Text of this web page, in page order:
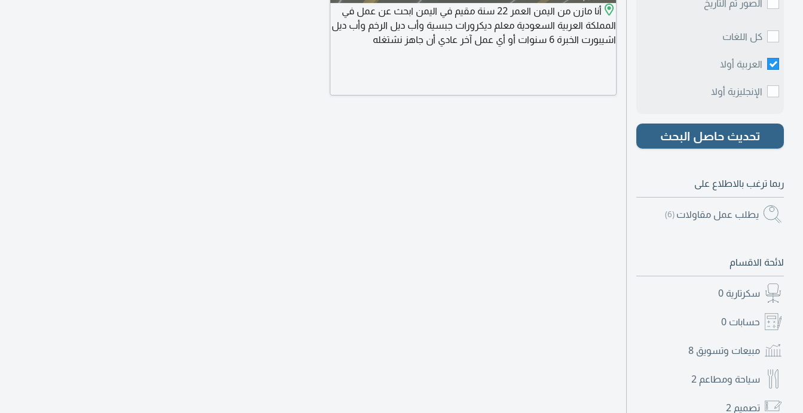
الصور ثم التاريخ
كل اللغات
العربية أولا
الإنجليزية أولا
تحديث حاصل البحث
ربما ترغب بالاطلاع على
يطلب عمل مقاولات (6)
لائحة الاقسام
سكرتارية 0
حسابات 0
مبيعات وتسويق 8
سياحة ومطاعم 2
تصميم 2
أنا مازن من اليمن العمر 22 سنة مقيم في اليمن ابحث عن عمل في
المملكة العربية السعودية معلم ديكرورات جبسية وأب ديل الرخم وأب ديل
اشيبورت الخبرة 6 سنوات أو أي عمل آخر عادي أن جاهز نشتغله